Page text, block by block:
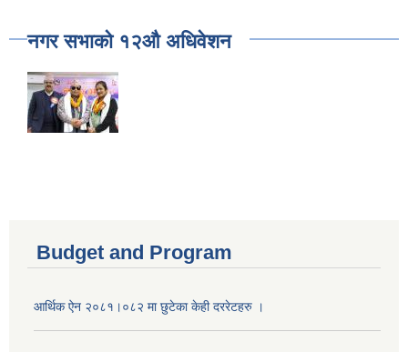
नगर सभाको १२औ अधिवेशन
Budget and Program
आर्थिक ऐन २०८१।०८२ मा छुटेका केही दररेटहरु ।